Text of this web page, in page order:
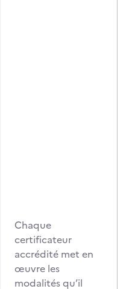
Chaque
certificateur
accrédité met en
œuvre les
modalités qu’il